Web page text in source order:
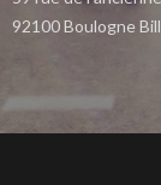
92100 Boulogne